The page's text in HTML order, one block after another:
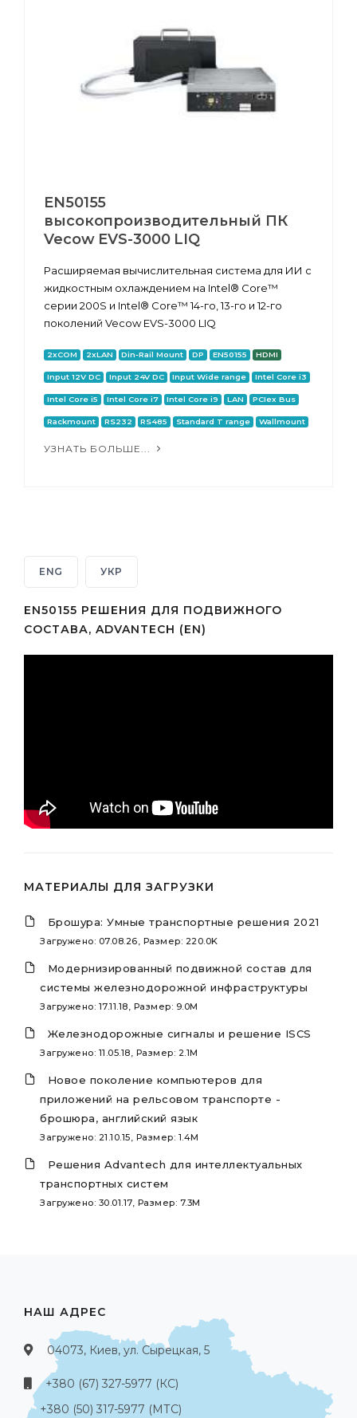
EN50155
высокопроизводительный ПК
Vecow EVS-3000 LIQ
Расширяемая вычислительная система для ИИ с
жидкостным охлаждением на Intel® Core™
серии 200S и Intel® Core™ 14-го, 13-го и 12-го
поколений Vecow EVS-3000 LIQ
2xCOM 2xLAN Din-Rail Mount DP EN50155 HDMI
Input 12V DC Input 24V DC Input Wide range Intel Core i3
Intel Core i5 Intel Core i7 Intel Core i9 LAN PCIex Bus
Rackmount RS232 RS485 Standard T range Wallmount
УЗНАТЬ БОЛЬШЕ...
ENG УКР
EN50155 РЕШЕНИЯ ДЛЯ ПОДВИЖНОГО
СОСТАВА, ADVANTECH (EN)
МАТЕРИАЛЫ ДЛЯ ЗАГРУЗКИ
Брошура: Умные транспортные решения 2021
Загружено: 07.08.26, Размер: 220.0K
Модернизированный подвижной состав для
системы железнодорожной инфраструктуры
Загружено: 17.11.18, Размер: 9.0M
Железнодорожные сигналы и решение ISCS
Загружено: 11.05.18, Размер: 2.1M
Новое поколение компьютеров для
приложений на рельсовом транспорте -
брошюра, английский язык
Загружено: 21.10.15, Размер: 1.4M
Решения Advantech для интеллектуальных
транспортных систем
Загружено: 30.01.17, Размер: 7.3M
НАШ АДРЕС
04073, Киев, ул. Сырецкая, 5
+380 (67) 327-5977 (КС)
+380 (50) 317-5977 (МТС)